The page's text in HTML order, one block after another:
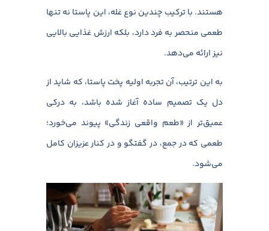
هستند. با ترکیب چندین نوع غله، این پاستا نه تنها
طعمی منحصر به فرد دارد، بلکه ارزش غذایی بالایی
نیز ارائه می‌دهد.
به این ترتیب، آن تجربه اولیه پخت پاستا، که شاید از
دل یک تصمیم ساده آغاز شده باشد، به درکی
عمیق‌تر از «طعم واقعی زندگی» پیوند می‌خورد؛
طعمی که در جمع، در گفتگو و در کنار عزیزان کامل
می‌شود.